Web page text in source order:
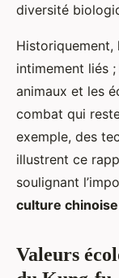
diversité
Historiquement,
intimement liés
animaux et les
combat qui
exemple, des
illustrent ce
soulignant
culture chinoise
Valeurs